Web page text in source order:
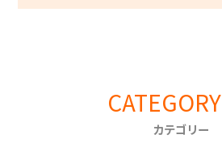
CATEGORY
カテゴリー